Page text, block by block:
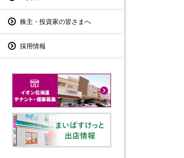
株主・投資家の皆さまへ
採用情報